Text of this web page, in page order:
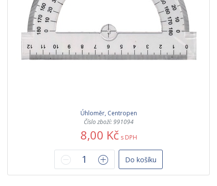
Úhloměr, Centropen
Číslo zboží: 991094
8,00 Kč s DPH
Do košíku